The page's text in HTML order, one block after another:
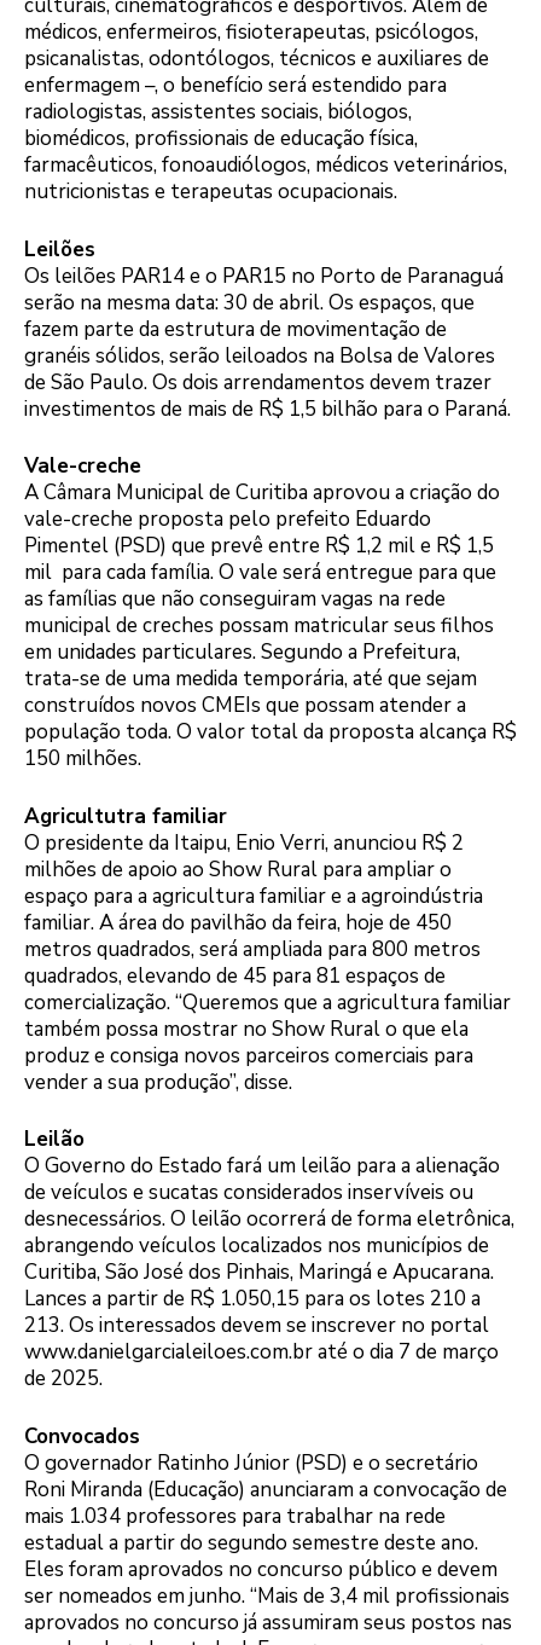
culturais, cinematográficos e desportivos. Além de
médicos, enfermeiros, fisioterapeutas, psicólogos,
psicanalistas, odontólogos, técnicos e auxiliares de
enfermagem –, o benefício será estendido para
radiologistas, assistentes sociais, biólogos,
biomédicos, profissionais de educação física,
farmacêuticos, fonoaudiólogos, médicos veterinários,
nutricionistas e terapeutas ocupacionais.
Leilões
Os leilões PAR14 e o PAR15 no Porto de Paranaguá
serão na mesma data: 30 de abril. Os espaços, que
fazem parte da estrutura de movimentação de
granéis sólidos, serão leiloados na Bolsa de Valores
de São Paulo. Os dois arrendamentos devem trazer
investimentos de mais de R$ 1,5 bilhão para o Paraná.
Vale-creche
A Câmara Municipal de Curitiba aprovou a criação do
vale-creche proposta pelo prefeito Eduardo
Pimentel (PSD) que prevê entre R$ 1,2 mil e R$ 1,5
mil para cada família. O vale será entregue para que
as famílias que não conseguiram vagas na rede
municipal de creches possam matricular seus filhos
em unidades particulares. Segundo a Prefeitura,
trata-se de uma medida temporária, até que sejam
construídos novos CMEIs que possam atender a
população toda. O valor total da proposta alcança R$
150 milhões.
Agricultutra familiar
O presidente da Itaipu, Enio Verri, anunciou R$ 2
milhões de apoio ao Show Rural para ampliar o
espaço para a agricultura familiar e a agroindústria
familiar. A área do pavilhão da feira, hoje de 450
metros quadrados, será ampliada para 800 metros
quadrados, elevando de 45 para 81 espaços de
comercialização. “Queremos que a agricultura familiar
também possa mostrar no Show Rural o que ela
produz e consiga novos parceiros comerciais para
vender a sua produção”, disse.
Leilão
O Governo do Estado fará um leilão para a alienação
de veículos e sucatas considerados inservíveis ou
desnecessários. O leilão ocorrerá de forma eletrônica,
abrangendo veículos localizados nos municípios de
Curitiba, São José dos Pinhais, Maringá e Apucarana.
Lances a partir de R$ 1.050,15 para os lotes 210 a
213. Os interessados devem se inscrever no portal
www.danielgarcialeiloes.com.br até o dia 7 de março
de 2025.
Convocados
O governador Ratinho Júnior (PSD) e o secretário
Roni Miranda (Educação) anunciaram a convocação de
mais 1.034 professores para trabalhar na rede
estadual a partir do segundo semestre deste ano.
Eles foram aprovados no concurso público e devem
ser nomeados em junho. “Mais de 3,4 mil profissionais
aprovados no concurso já assumiram seus postos nas